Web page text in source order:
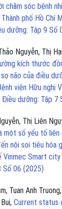
chăm sóc bệnh
phố Hồ Chí
dưỡng: Tập 9 Số
Nguyễn, Thị
kích thước
não của điều
viện Hữu nghị
Điều dưỡng: Tập 7
Thị Liên
một số yếu tố
nội soi tiêu hóa
Vinmec Smart city
Số 06 (2025)
Tuan Anh
Current status